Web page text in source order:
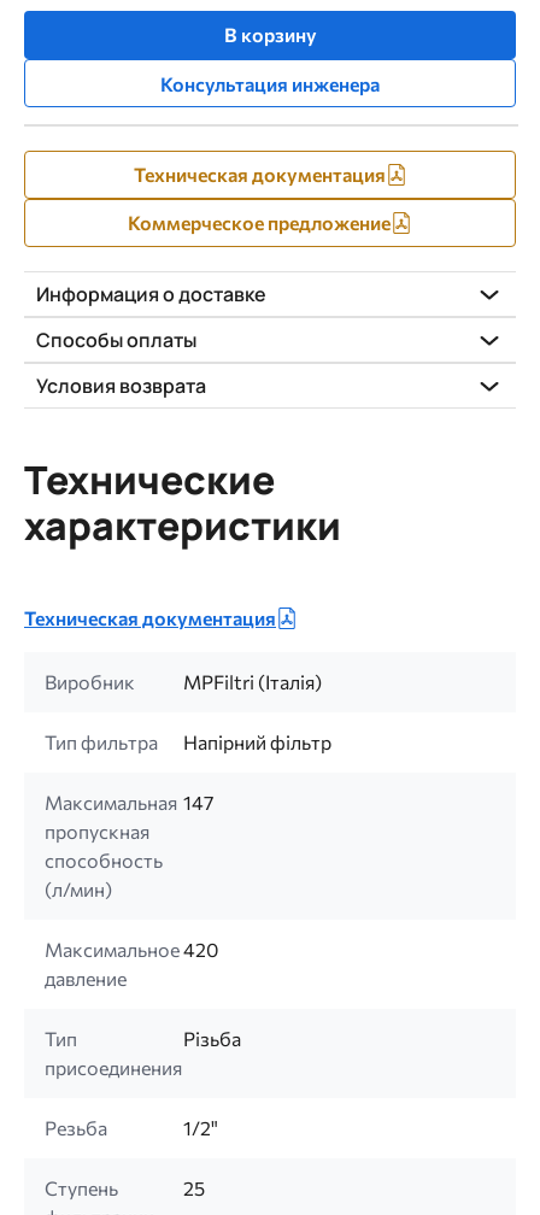
В корзину
Консультация инженера
Техническая документация
Коммерческое предложение
Информация о доставке
Способы оплаты
Условия возврата
Технические
характеристики
Техническая документация
Виробник MPFiltri (Італія)
Тип фильтра Напірний фільтр
Максимальная
пропускная
способность
(л/мин)
147
Максимальное
давление
420
Тип
присоединения
Різьба
Резьба 1/2"
Ступень
25